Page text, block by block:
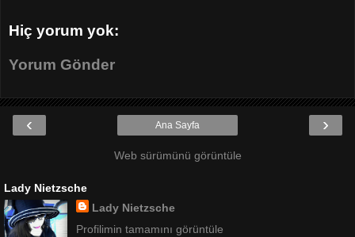
Hiç yorum yok:
Yorum Gönder
‹ ›
Ana Sayfa
Web sürümünü görüntüle
Lady Nietzsche
Lady Nietzsche
Profilimin tamamını görüntüle